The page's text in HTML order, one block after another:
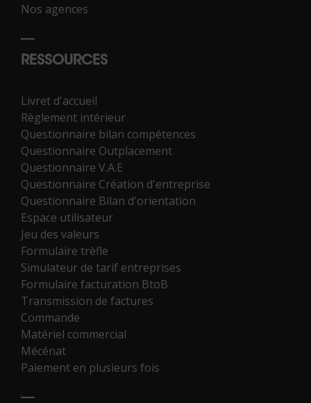
Nos agences
RESSOURCES
Livret d'accueil
Règlement intérieur
Questionnaire bilan compétences
Questionnaire Outplacement
Questionnaire V.A.E
Questionnaire Création d'entreprise
Questionnaire Bilan d'orientation
Espace utilisateur
Jeu des valeurs
Formulaire trèfle
Simulateur de tarif entreprises
Formulaire facturation BtoB
Transmission de factures
Commande
Matériel commercial
Mécénat
Paiement en plusieurs fois